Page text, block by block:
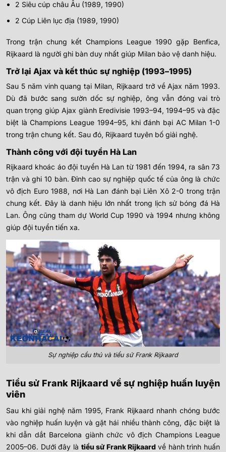
2 Siêu cúp châu Âu (1989, 1990)
2 Cúp Liên lục địa (1989, 1990)
Trong trận chung kết Champions League 1990 gặp Benfica,
Rijkaard là người ghi bàn duy nhất giúp Milan bảo vệ danh hiệu.
Trở lại Ajax và kết thúc sự nghiệp (1993–1995)
Sau 5 năm vinh quang tại Milan, Rijkaard trở về Ajax năm 1993.
Dù đã bước sang sườn dốc sự nghiệp, ông vẫn đóng vai trò
quan trọng giúp Ajax giành Eredivisie 1993–94, 1994–95 và đặc
biệt là Champions League 1994–95, khi đánh bại AC Milan 1-0
trong trận chung kết. Sau đó, Rijkaard tuyên bố giải nghệ.
Thành công với đội tuyển Hà Lan
Rijkaard khoác áo đội tuyển Hà Lan từ 1981 đến 1994, ra sân 73
trận và ghi 10 bàn. Đỉnh cao sự nghiệp quốc tế của ông là chức
vô địch Euro 1988, nơi Hà Lan đánh bại Liên Xô 2-0 trong trận
chung kết. Đây là danh hiệu lớn nhất trong lịch sử bóng đá Hà
Lan. Ông cũng tham dự World Cup 1990 và 1994 nhưng không
giúp đội tuyển tiến xa.
Sự nghiệp cầu thủ và tiểu sử Frank Rijkaard
Tiểu sử Frank Rijkaard về sự nghiệp huấn luyện
viên
Sau khi giải nghệ năm 1995, Frank Rijkaard nhanh chóng bước
vào nghiệp huấn luyện và gặt hái nhiều thành công, đặc biệt là
khi dẫn dắt Barcelona giành chức vô địch Champions League
2005–06. Dưới đây là tiểu sử Frank Rijkaardvề hành trình huấn